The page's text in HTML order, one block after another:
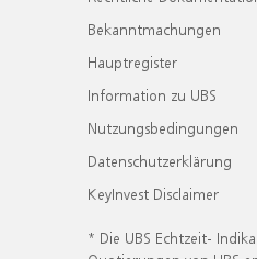
Bekanntmachungen
Hauptregister
Information zu UBS
Nutzungsbedingungen
Datenschutzerklärung
KeyInvest Disclaimer
* Die UBS Echtzeit-